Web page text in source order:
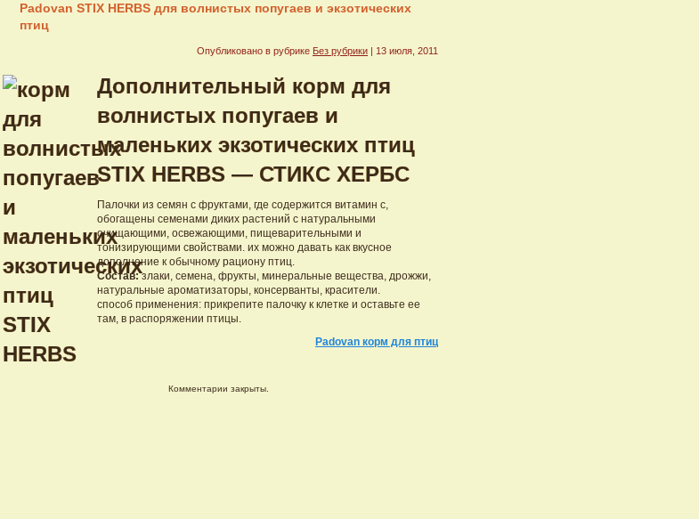
Padovan STIX HERBS для волнистых попугаев и экзотических
птиц
Опубликовано в рубрике Без рубрики | 13 июля, 2011
Дополнительный корм для
волнистых попугаев и
маленьких экзотических птиц
STIX HERBS — СТИКС ХЕРБС
Палочки из семян с фруктами, где содержится витамин с,
обогащены семенами диких растений с натуральными
очищающими, освежающими, пищеварительными и
тонизирующими свойствами. их можно давать как вкусное
дополнение к обычному рациону птиц.
Состав:злаки, семена, фрукты, минеральные вещества, дрожжи,
натуральные ароматизаторы, консерванты, красители.
способ применения: прикрепите палочку к клетке и оставьте ее
там, в распоряжении птицы.
Padovan корм для птиц
Комментарии закрыты.